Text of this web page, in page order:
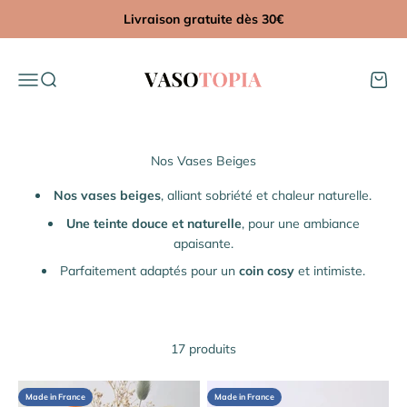
Livraison gratuite dès 30€
MenuRecherche
Panier
Nos vases beiges, alliant sobriété et chaleur naturelle.
Une teinte douce et naturelle, pour une ambiance
apaisante.
Parfaitement adaptés pour un coin cosy et intimiste.
17 produits
Made in France Made in France